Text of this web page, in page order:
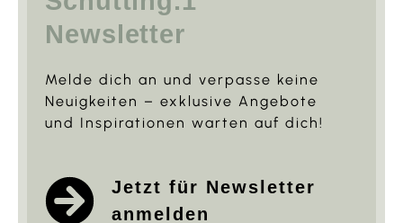
Newsletter
Melde dich an und verpasse keine
Neuigkeiten – exklusive Angebote
und Inspirationen warten auf dich!
Jetzt für Newsletter
anmelden